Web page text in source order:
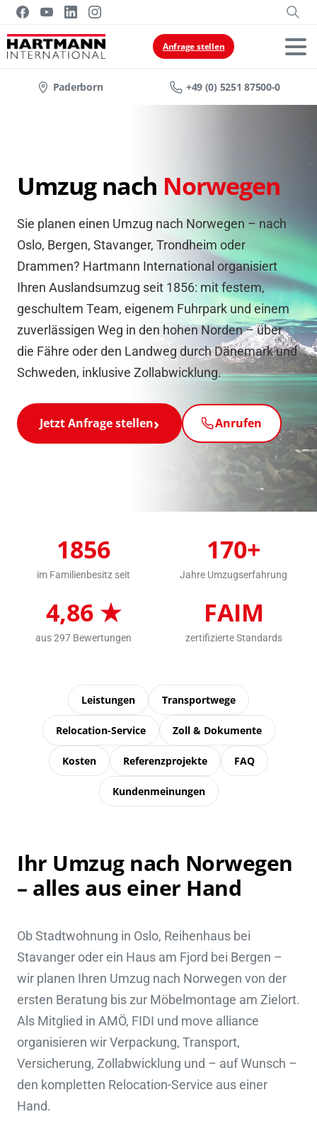
Anfrage stellen
Paderborn +49 (0) 5251 87500-0
Umzug nach Norwegen
Sie planen einen Umzug nach Norwegen – nach
Oslo, Bergen, Stavanger, Trondheim oder
Drammen? Hartmann International organisiert
Ihren Auslandsumzug seit 1856: mit festem,
geschultem Team, eigenem Fuhrpark und einem
zuverlässigen Weg in den hohen Norden – über
die Fähre oder den Landweg durch Dänemark und
Schweden, inklusive Zollabwicklung.
Jetzt Anfrage stellen Anrufen
1856
im Familienbesitz seit
170+
Jahre Umzugserfahrung
4,86 ★
aus 297 Bewertungen
FAIM
zertifizierte Standards
Leistungen Transportwege
Relocation-Service Zoll & Dokumente
Kosten Referenzprojekte FAQ
Kundenmeinungen
Ihr Umzug nach Norwegen
– alles aus einer Hand
Ob Stadtwohnung in Oslo, Reihenhaus bei
Stavanger oder ein Haus am Fjord bei Bergen –
wir planen Ihren Umzug nach Norwegen von der
ersten Beratung bis zur Möbelmontage am Zielort.
Als Mitglied in AMÖ, FIDI und move alliance
organisieren wir Verpackung, Transport,
Versicherung, Zollabwicklung und – auf Wunsch –
den kompletten Relocation-Service aus einer
Hand.